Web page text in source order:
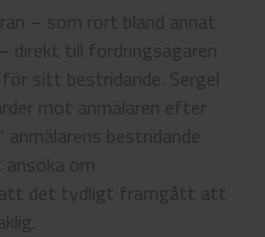
– som rört bland annat
direkt till fordringsägaren
sitt bestridande. Sergel
mot anmälaren efter
bestridande
om
det tydligt framgått att